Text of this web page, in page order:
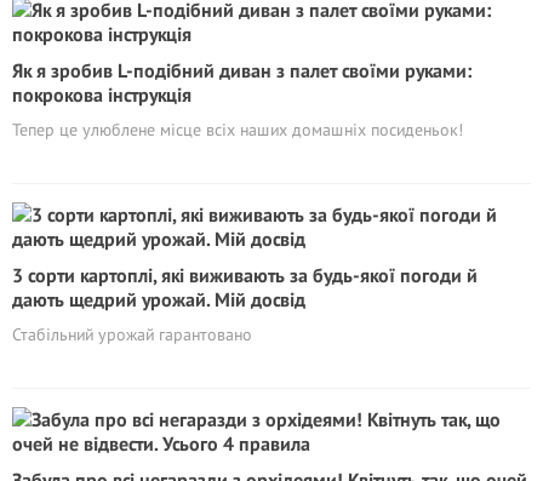
Як я зробив L-подібний диван з палет своїми руками:
покрокова інструкція
Тепер це улюблене місце всіх наших домашніх посиденьок!
3 сорти картоплі, які виживають за будь-якої погоди й
дають щедрий урожай. Мій досвід
Стабільний урожай гарантовано